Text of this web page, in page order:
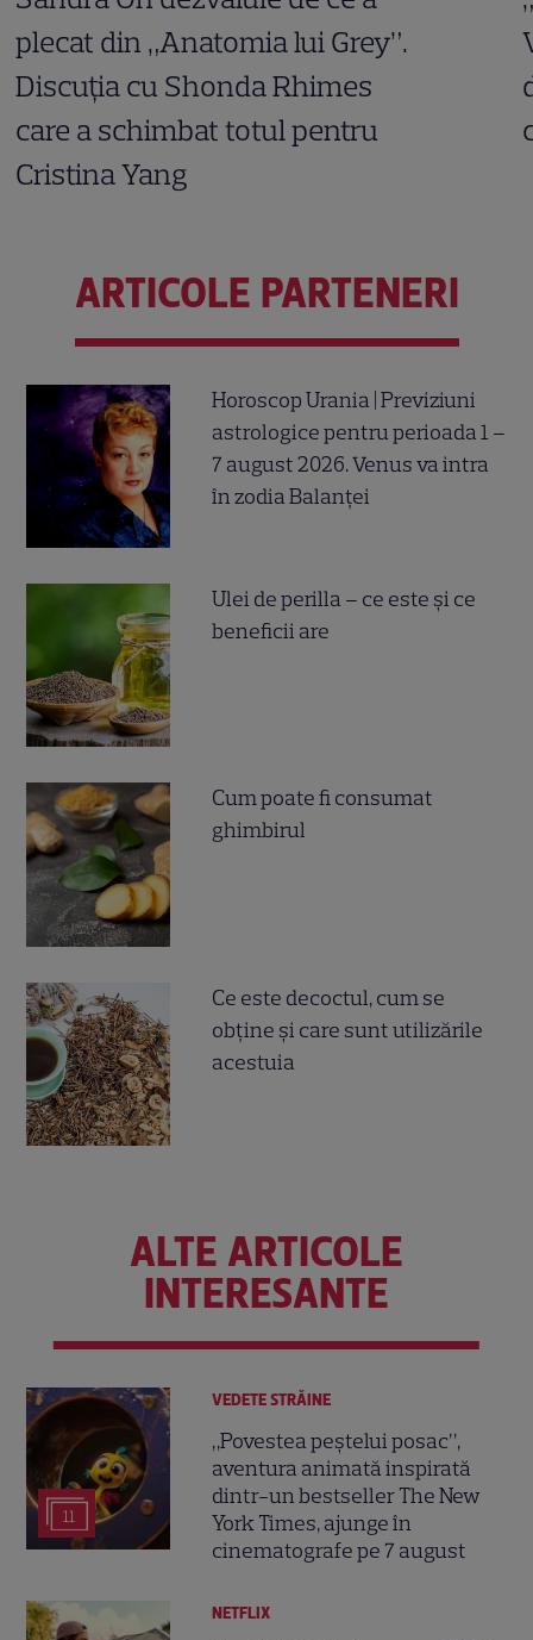
plecat din „Anatomia lui Grey”.
Discuția cu Shonda Rhimes
care a schimbat totul pentru
Cristina Yang
ARTICOLE PARTENERI
Horoscop Urania | Previziuni
astrologice pentru perioada 1 –
7 august 2026. Venus va intra
în zodia Balanței
Ulei de perilla – ce este și ce
beneficii are
Cum poate fi consumat
ghimbirul
Ce este decoctul, cum se
obţine şi care sunt utilizările
acestuia
ALTE ARTICOLE
INTERESANTE
11
VEDETE STRĂINE
„Povestea peștelui posac”,
aventura animată inspirată
dintr-un bestseller The New
York Times, ajunge în
cinematografe pe 7 august
NETFLIX